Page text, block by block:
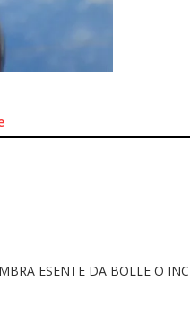
ESENTE DA BOLLE O